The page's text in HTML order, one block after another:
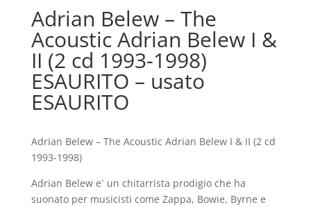
Adrian Belew – The
Acoustic Adrian Belew I &
II (2 cd 1993-1998)
ESAURITO – usato
ESAURITO
Adrian Belew – The Acoustic Adrian Belew I & II (2 cd
1993-1998)
Adrian Belew e` un chitarrista prodigio che ha
suonato per musicisti come Zappa, Bowie, Byrne e